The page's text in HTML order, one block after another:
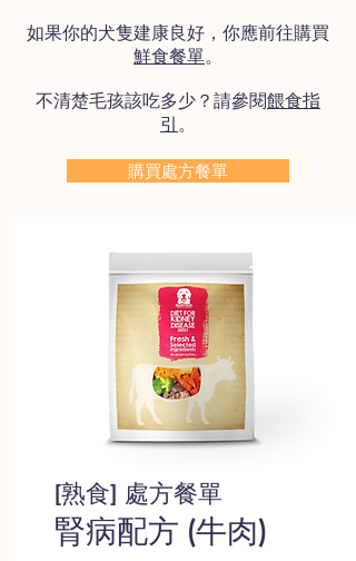
如果你的犬隻建康良好，你應前往購買
鮮食餐單。
​不清楚毛孩該吃多少？請參閱餵食指
引 。
購買處方餐單
[熟食] 處方餐單
腎病配方 (牛肉)